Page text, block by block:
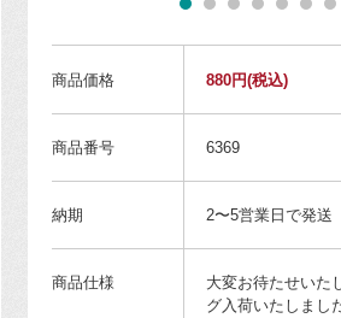
商品価格 880円(税込)
商品番号 6369
納期 2〜5営業日で発送
商品仕様
大変お待たせいた
グ入荷いたしまし